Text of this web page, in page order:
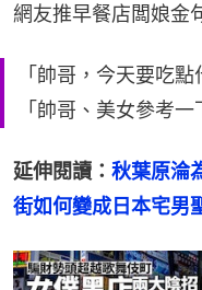
網友推早餐店闆娘金
「帥哥，今天要吃點
「帥哥、美女參考一
延伸閱讀： 秋葉原淪
街如何變成日本宅男